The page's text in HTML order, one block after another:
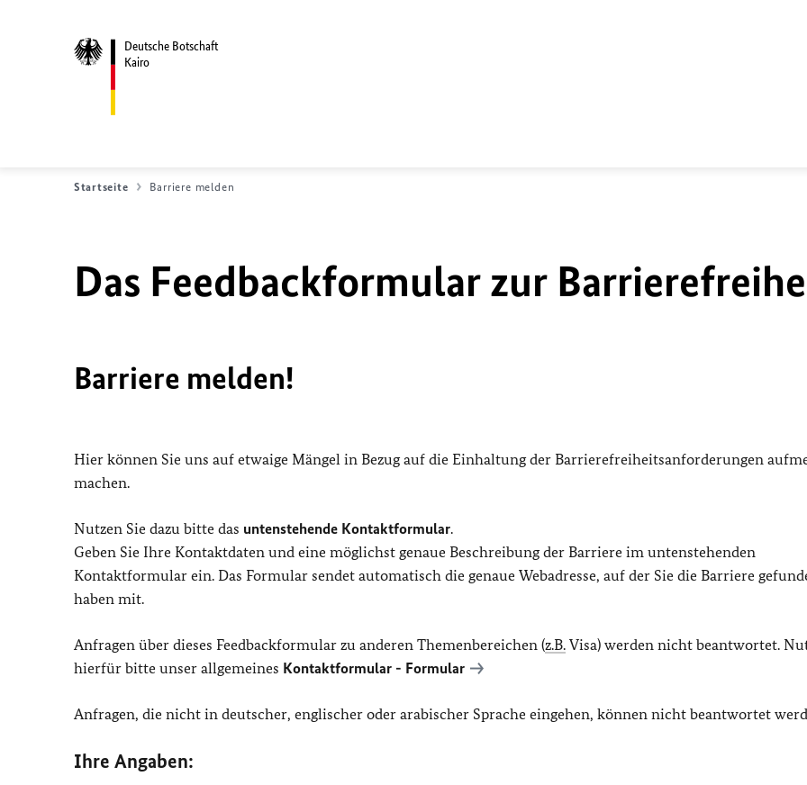
Deutsche Botschaft
Kairo
Startseite Barriere melden
Das Feedbackformular zur
Barriere melden!
Hier können Sie uns auf etwaige Mängel in Bezug auf die Einhaltung der Barrierefreiheitsanforderungen
machen.
Nutzen Sie dazu bitte das untenstehende Kontaktformular.
Geben Sie Ihre Kontaktdaten und eine möglichst genaue Beschreibung der Barriere im untenstehenden
Kontaktformular ein. Das Formular sendet automatisch die genaue Webadresse, auf der Sie die Barriere
haben mit.
Anfragen über dieses Feedbackformular zu anderen Themenbereichen (z.B. Visa) werden nicht beantwortet.
hierfür bitte unser allgemeines Kontaktformular - Formular
Anfragen, die nicht in deutscher, englischer oder arabischer Sprache eingehen, können nicht beantwortet
Ihre Angaben: